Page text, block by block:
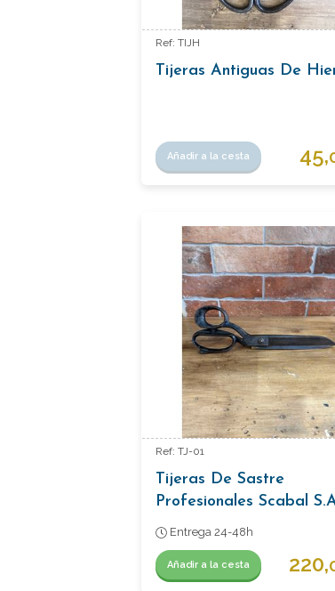
Ref: TIJH
Tijeras Antiguas De
Añadir a la cesta 45,
Ref: TJ-01
Tijeras De Sastre
Profesionales Scabal
(Bruxelles-London-Paris)
Entrega 24-48h
Añadir a la cesta 220,